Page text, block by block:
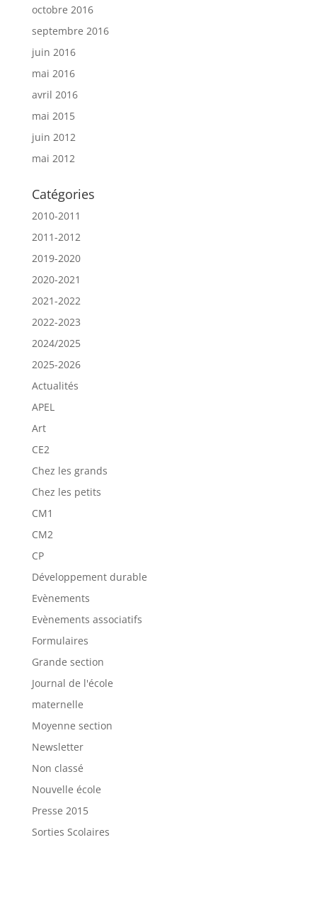
octobre 2016
septembre 2016
juin 2016
mai 2016
avril 2016
mai 2015
juin 2012
mai 2012
Catégories
2010-2011
2011-2012
2019-2020
2020-2021
2021-2022
2022-2023
2024/2025
2025-2026
Actualités
APEL
Art
CE2
Chez les grands
Chez les petits
CM1
CM2
CP
Développement durable
Evènements
Evènements associatifs
Formulaires
Grande section
Journal de l'école
maternelle
Moyenne section
Newsletter
Non classé
Nouvelle école
Presse 2015
Sorties Scolaires